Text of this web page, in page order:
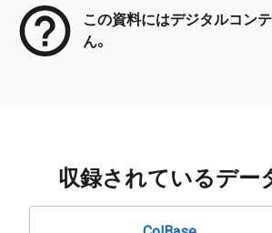
この資料にはデジタルコン
ん。
収録されているデー